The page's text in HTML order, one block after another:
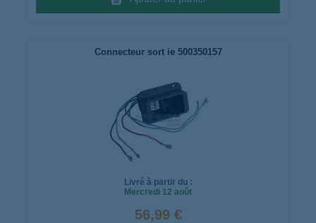
Connecteur sort ie 500350157
Livré à partir du :
Mercredi 12 août
56,99 €